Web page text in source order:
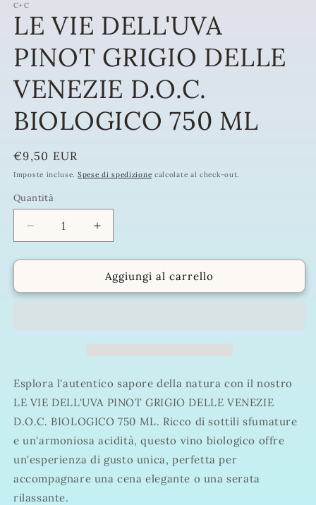
multimediali
1
finestra
modale
C+C
LE VIE DELL'UVA
PINOT GRIGIO DELLE
VENEZIE D.O.C.
BIOLOGICO 750 ML
Prezzo
di
€9,50 EUR
Imposte incluse. Spese di spedizione calcolate al check-out.
Quantità
Quantità
Diminuisci
quantità
per
VIE
D.O.C.
750
ML
Aumenta
quantità
per
LE
VIE
D.O.C.
BIOLOGICO
750
ML
Aggiungi al carrello
Esplora l'autentico sapore della natura con il nostro
LE VIE DELL'UVA PINOT GRIGIO DELLE VENEZIE
D.O.C. BIOLOGICO 750 ML. Ricco di sottili sfumature
e un'armoniosa acidità, questo vino biologico offre
un'esperienza di gusto unica, perfetta per
accompagnare una cena elegante o una serata
rilassante.